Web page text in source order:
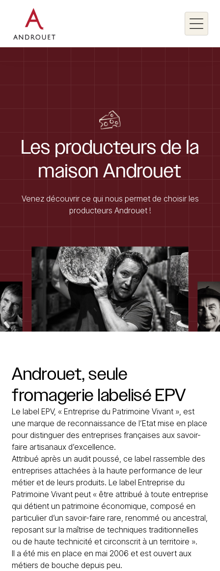
Les producteurs de la
maison Androuet
Venez découvrir ce qui nous permet de choisir les
producteurs Androuet !
Androuet, seule
fromagerie labelisé EPV
Le label EPV, « Entreprise du Patrimoine Vivant », est
une marque de reconnaissance de l’Etat mise en place
pour distinguer des entreprises françaises aux savoir-
faire artisanaux d’excellence.
Attribué après un audit poussé, ce label rassemble des
entreprises attachées à la haute performance de leur
métier et de leurs produits. Le label Entreprise du
Patrimoine Vivant peut « être attribué à toute entreprise
qui détient un patrimoine économique, composé en
particulier d’un savoir-faire rare, renommé ou ancestral,
reposant sur la maîtrise de techniques traditionnelles
ou de haute technicité et circonscrit à un territoire ».
Il a été mis en place en mai 2006 et est ouvert aux
métiers de bouche depuis peu.